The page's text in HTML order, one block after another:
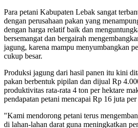
Para petani Kabupaten Lebak sangat
dengan perusahaan pakan yang
dengan harga relatif baik dan
bersemangat dan bergairah
jagung, karena mampu menyumbangkan
cukup besar.
Produksi jagung dari hasil panen itu kini
pakan berbentuk pipilan dan dijual Rp
produktivitas rata-rata 4 ton per hektare
pendapatan petani mencapai Rp 16 juta per
"Kami mendorong petani terus
di lahan-lahan darat guna meningkatkan